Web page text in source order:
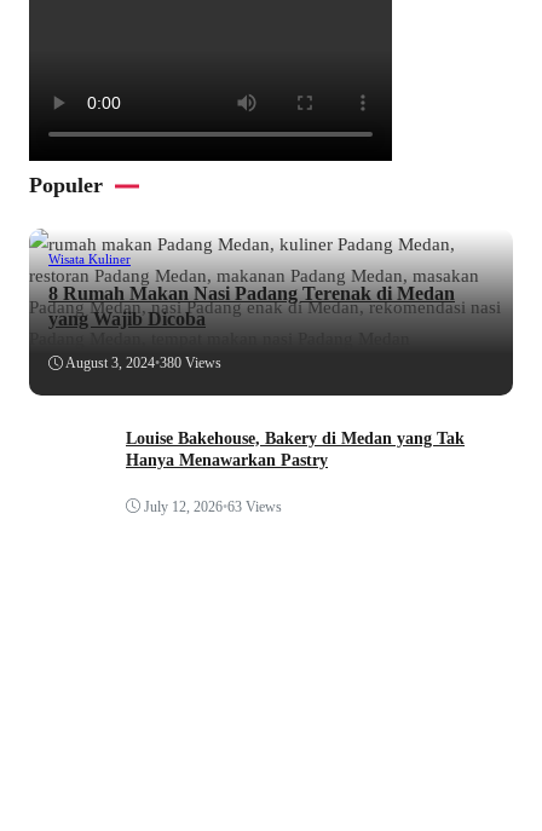
Populer
Wisata Kuliner
8 Rumah Makan Nasi Padang Terenak di Medan
yang Wajib Dicoba
August 3, 2024•380 Views
Louise Bakehouse, Bakery di Medan yang Tak
Hanya Menawarkan Pastry
July 12, 2026•63 Views